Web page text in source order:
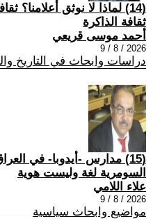
(14) لماذا لا نوثق أعلامنا؟
ثقافة الذاكرة
أحمد موسى قريعي
2026 / 8 / 9
دراسات وابحاث في التاريخ
(15) مدارس -أيدوبا- في
السومرية لغة وليست هوية
علاء اللامي
2026 / 8 / 9
مواضيع وابحاث سياسية